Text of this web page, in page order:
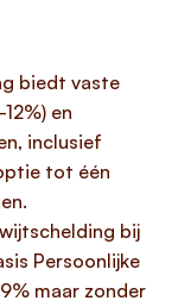
biedt vaste
en
inclusief
tot één
bij
Persoonlijke
maar zonder